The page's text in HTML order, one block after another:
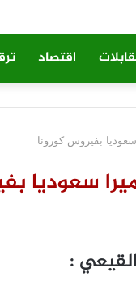
اقتصاد
: